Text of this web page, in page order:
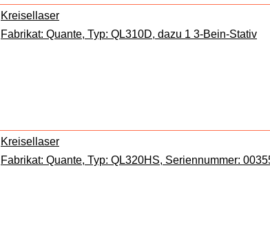
Kreisellaser
Fabrikat: Quante, Typ: QL310D, dazu 1 3-Bein-Stativ
Kreisellaser
Fabrikat: Quante, Typ: QL320HS, Seriennummer: